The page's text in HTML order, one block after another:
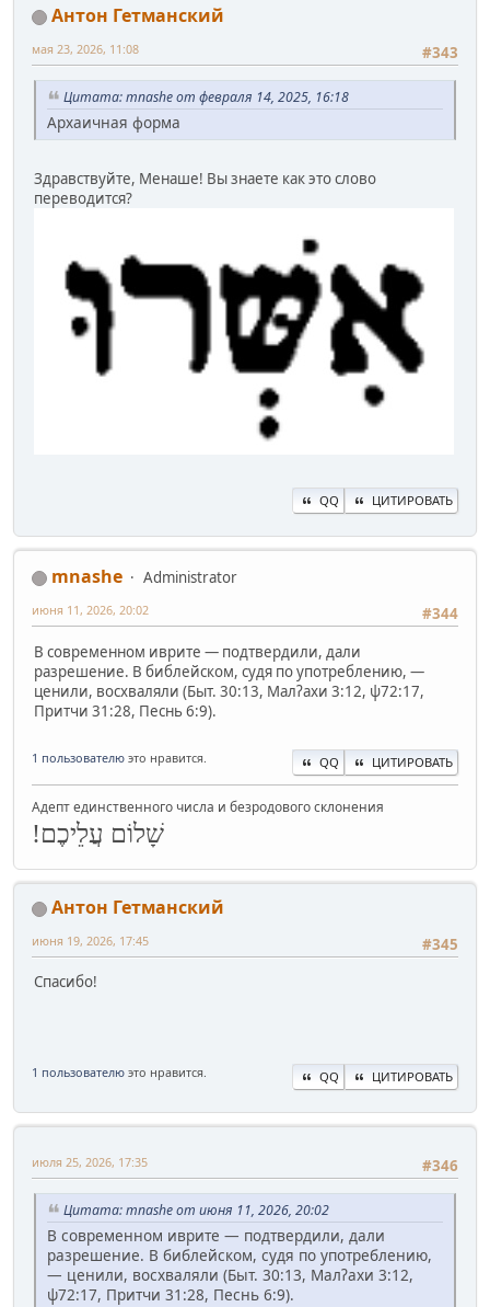
Антон Гетманский
#343
мая 23, 2026, 11:08
Цитата: mnashe от февраля 14, 2025, 16:18
Архаичная форма
Здравствуйте, Менаше! Вы знаете как это слово
переводится?
QQ ЦИТИРОВАТЬ
mnashe
Administrator
#344
июня 11, 2026, 20:02
В современном иврите — подтвердили, дали
разрешение. В библейском, судя по употреблению, —
ценили, восхваляли (Быт. 30:13, Малʔахи 3:12, ψ72:17,
Притчи 31:28, Песнь 6:9).
1 пользователю это нравится. QQ ЦИТИРОВАТЬ
Адепт единственного числа и безродового склонения
שָׁלוֹם עֲלֵיכֶם!
Антон Гетманский
#345
июня 19, 2026, 17:45
Спасибо!
1 пользователю это нравится. QQ ЦИТИРОВАТЬ
#346
июля 25, 2026, 17:35
Цитата: mnashe от июня 11, 2026, 20:02
В современном иврите — подтвердили, дали
разрешение. В библейском, судя по употреблению,
— ценили, восхваляли (Быт. 30:13, Малʔахи 3:12,
ψ72:17, Притчи 31:28, Песнь 6:9).